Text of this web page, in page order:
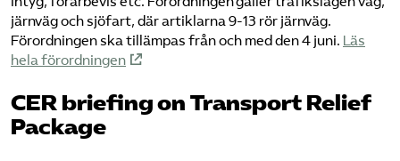
järnväg och sjöfart, där artiklarna 9-13 rör järnväg.
Förordningen ska tillämpas från och med den 4 juni. Läs
hela förordningen
CER briefing on Transport Relief
Package